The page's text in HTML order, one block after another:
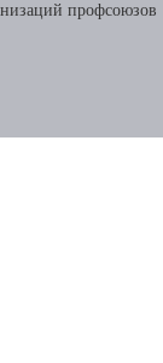
профсоюзов